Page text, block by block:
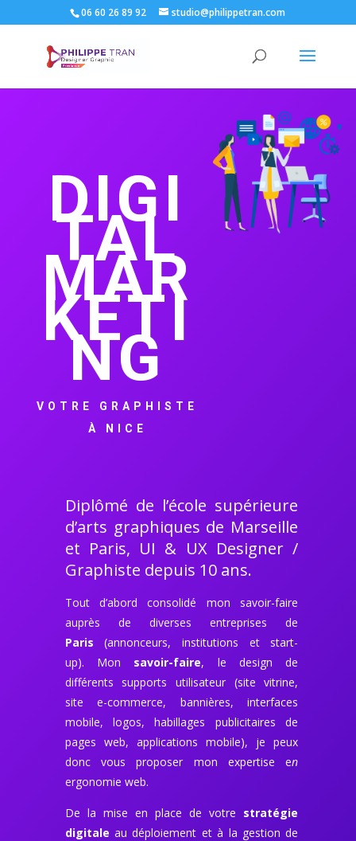
06 60 26 89 92 studio@philippetran.com
DIGI
TAL
MAR
KETI
NG
VOTRE GRAPHISTE
À NICE
Diplômé de l’école supérieure
d’arts graphiques de Marseille
et Paris, UI & UX Designer /
Graphiste depuis 10 ans.
Tout d’abord consolidé mon savoir-faire
auprès de diverses entreprises de
Paris
(annonceurs, institutions et start-
up). Mon savoir-faire, le design de
différents supports utilisateur (site vitrine,
site e-commerce, bannières, interfaces
mobile, logos, habillages publicitaires de
pages web, applications mobile), je peux
donc vous proposer mon expertise en
ergonomie web.
De la mise en place de votre stratégie
digitale au déploiement et à la gestion de